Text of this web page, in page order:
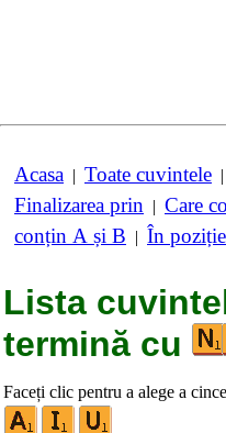
Acasa | Toate cuvintele |
Finalizarea prin | Care
conțin A și B | În poziție
Lista
termină cu
Faceți clic pentru a alege a